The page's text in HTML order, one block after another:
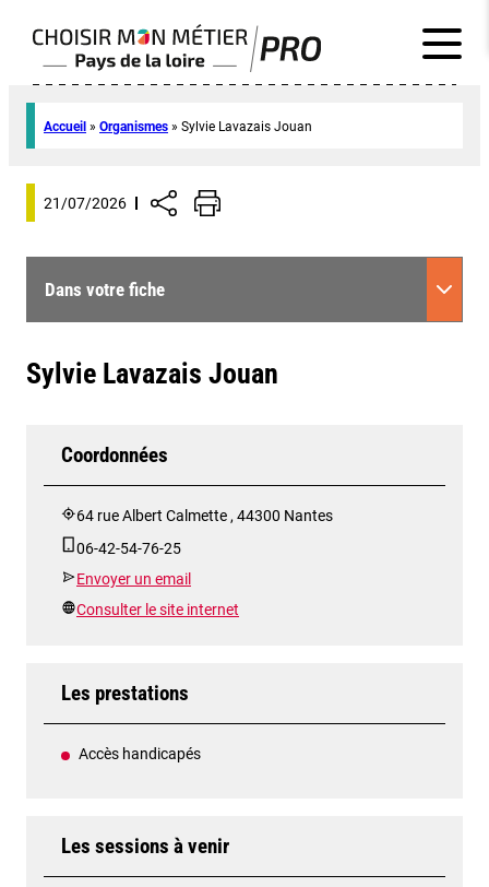
Accueil » Organismes » Sylvie Lavazais Jouan
21/07/2026
Dans votre fiche
Sylvie Lavazais Jouan
Coordonnées
64 rue Albert Calmette , 44300 Nantes
06-42-54-76-25
Envoyer un email
Consulter le site internet
Les prestations
Accès handicapés
Les sessions à venir